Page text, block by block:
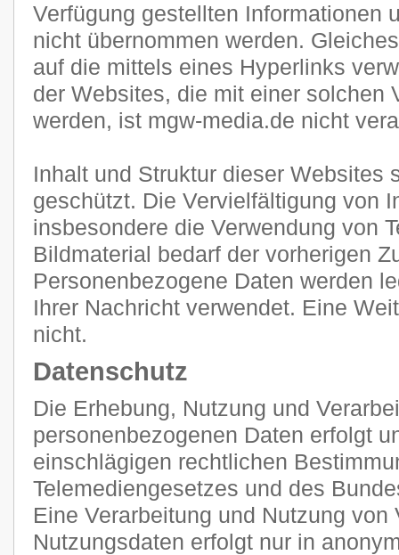
Verfügung gestellten Informationen
nicht übernommen werden.
auf die mittels eines Hyperlinks
der Websites, die mit einer solchen
werden, ist mgw-media.de nicht
Inhalt und Struktur dieser Websites
geschützt. Die Vervielfältigung von
insbesondere die Verwendung von
Bildmaterial bedarf der vorherigen
Personenbezogene Daten werden
Ihrer Nachricht verwendet. Eine
nicht.
Datenschutz
Die Erhebung, Nutzung und
personenbezogenen Daten erfolgt
einschlägigen rechtlichen
Telemediengesetzes und des
Eine Verarbeitung und Nutzung von
Nutzungsdaten erfolgt nur in